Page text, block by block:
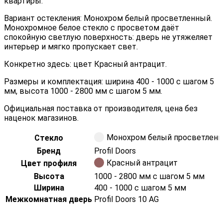
Вариант остекления: Монохром белый просветленный.
Монохромное белое стекло с просветом даёт
спокойную светлую поверхность: дверь не утяжеляет
интерьер и мягко пропускает свет.
Конкретно здесь: цвет Красный антрацит.
Размеры и комплектация: ширина 400 - 1000 с шагом 5
мм, высота 1000 - 2800 мм с шагом 5 мм.
Официальная поставка от производителя, цена без
наценок магазинов.
Стекло
Монохром белый
Бренд
Profil Doors
Цвет профиля
Красный антрацит
Высота
1000 - 2800 мм с шагом 5 мм
Ширина
400 - 1000 с шагом 5 мм
Межкомнатная дверь Profil Doors 10 AG